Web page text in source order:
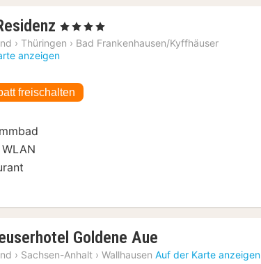
1
Nacht
ab
€
, 4 Sterne
› Thüringen › Bad Frankenhausen/Kyffhäuser
anzeigen
freischalten
Goldene Aue
Nacht
› Sachsen-Anhalt › Wallhausen Auf der Karte anzeigen